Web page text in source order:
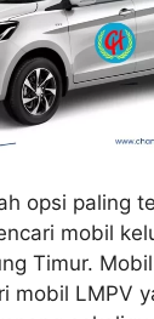
opsi paling
mobil
Timur.
mobil LMPV